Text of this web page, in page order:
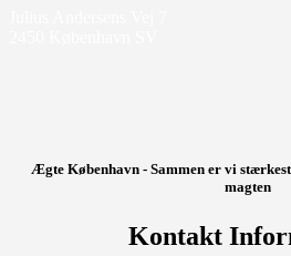
Ægte København - Sammen er vi
magten
Kontakt